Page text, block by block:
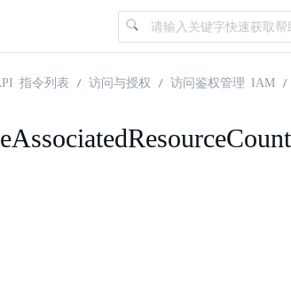
指令列表 访问与授权 访问鉴权管理 IAM